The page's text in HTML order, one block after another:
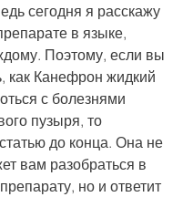
сегодня я расскажу
в языке,
Поэтому, если вы
как Канефрон жидкий
с болезнями
пузыря, то
до конца. Она не
вам разобраться в
но и ответит